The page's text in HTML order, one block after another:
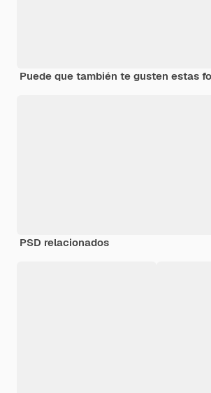
Puede que también te gusten estas
PSD relacionados